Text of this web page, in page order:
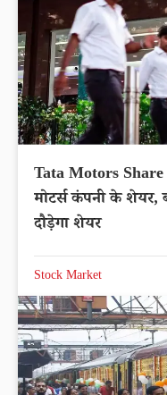
Tata Motors
मोटर्स कंपनी के शेयर,
दौड़ेगा शेयर
Stock Market